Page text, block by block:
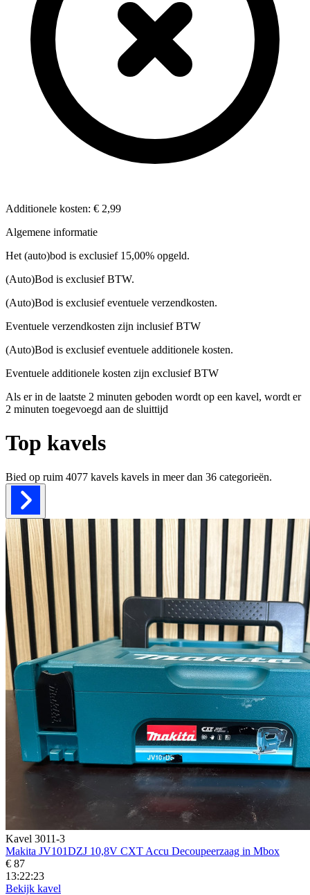
Additionele kosten: € 2,99
Algemene informatie
Het (auto)bod is exclusief 15,00% opgeld.
(Auto)Bod is exclusief BTW.
(Auto)Bod is exclusief eventuele verzendkosten.
Eventuele verzendkosten zijn inclusief BTW
(Auto)Bod is exclusief eventuele additionele kosten.
Eventuele additionele kosten zijn exclusief BTW
Als er in de laatste 2 minuten geboden wordt op een kavel, wordt er
2 minuten toegevoegd aan de sluittijd
Top kavels
Bied op ruim 4077 kavels kavels in meer dan 36 categorieën.
Kavel 3011-3
Makita JV101DZJ 10,8V CXT Accu Decoupeerzaag in Mbox
€ 87
13:22:21
Bekijk kavel